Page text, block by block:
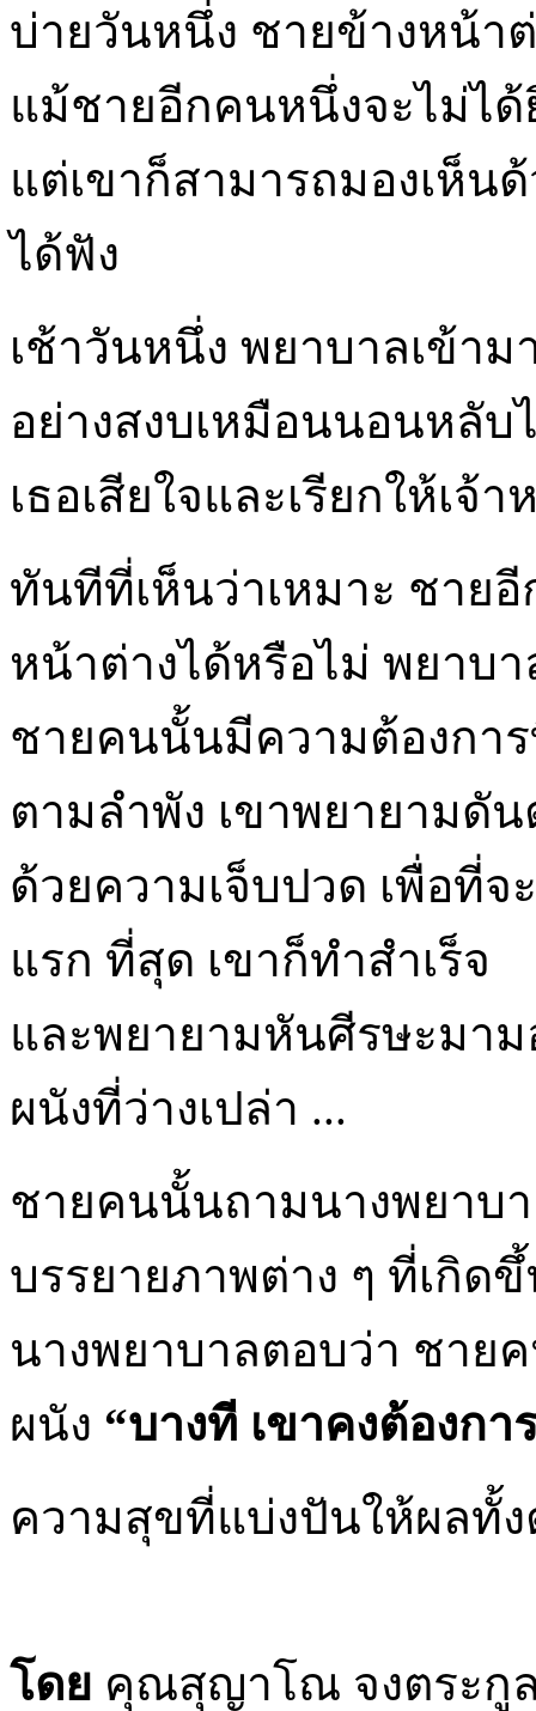
บ่ายวันหนึ่ง ชายข้างหน้า
แม้ชายอีกคนหนึ่งจะไม่ได้
แต่เขาก็สามารถมองเห็น
ได้ฟัง
เช้าวันหนึ่ง พยาบาลเข้า
อย่างสงบเหมือนนอนหลับ
เธอเสียใจและเรียกให้เจ้
ทันทีที่เห็นว่าเหมาะ ชาย
หน้าต่างได้หรือไม่ พยาบ
ชายคนนั้นมีความต้องการ
ตามลำพัง เขาพยายามดั
ด้วยความเจ็บปวด เพื่อที่
แรก ที่สุด เขาก็ทำสำเร็จ
และพยายามหันศีรษะมาม
ผนังที่ว่างเปล่า ...
ชายคนนั้นถามนางพยาบา
บรรยายภาพต่าง ๆ ที่เกิด
นางพยาบาลตอบว่า ชาย
ผนัง “บางที เขาคงต้องก
ความสุขที่แบ่งปันให้ผลทั้
โดย คุณสุญาโณ จงตระกู